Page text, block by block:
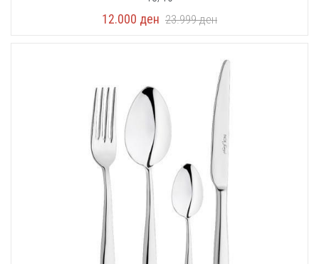
12.000 ден 23.999ден